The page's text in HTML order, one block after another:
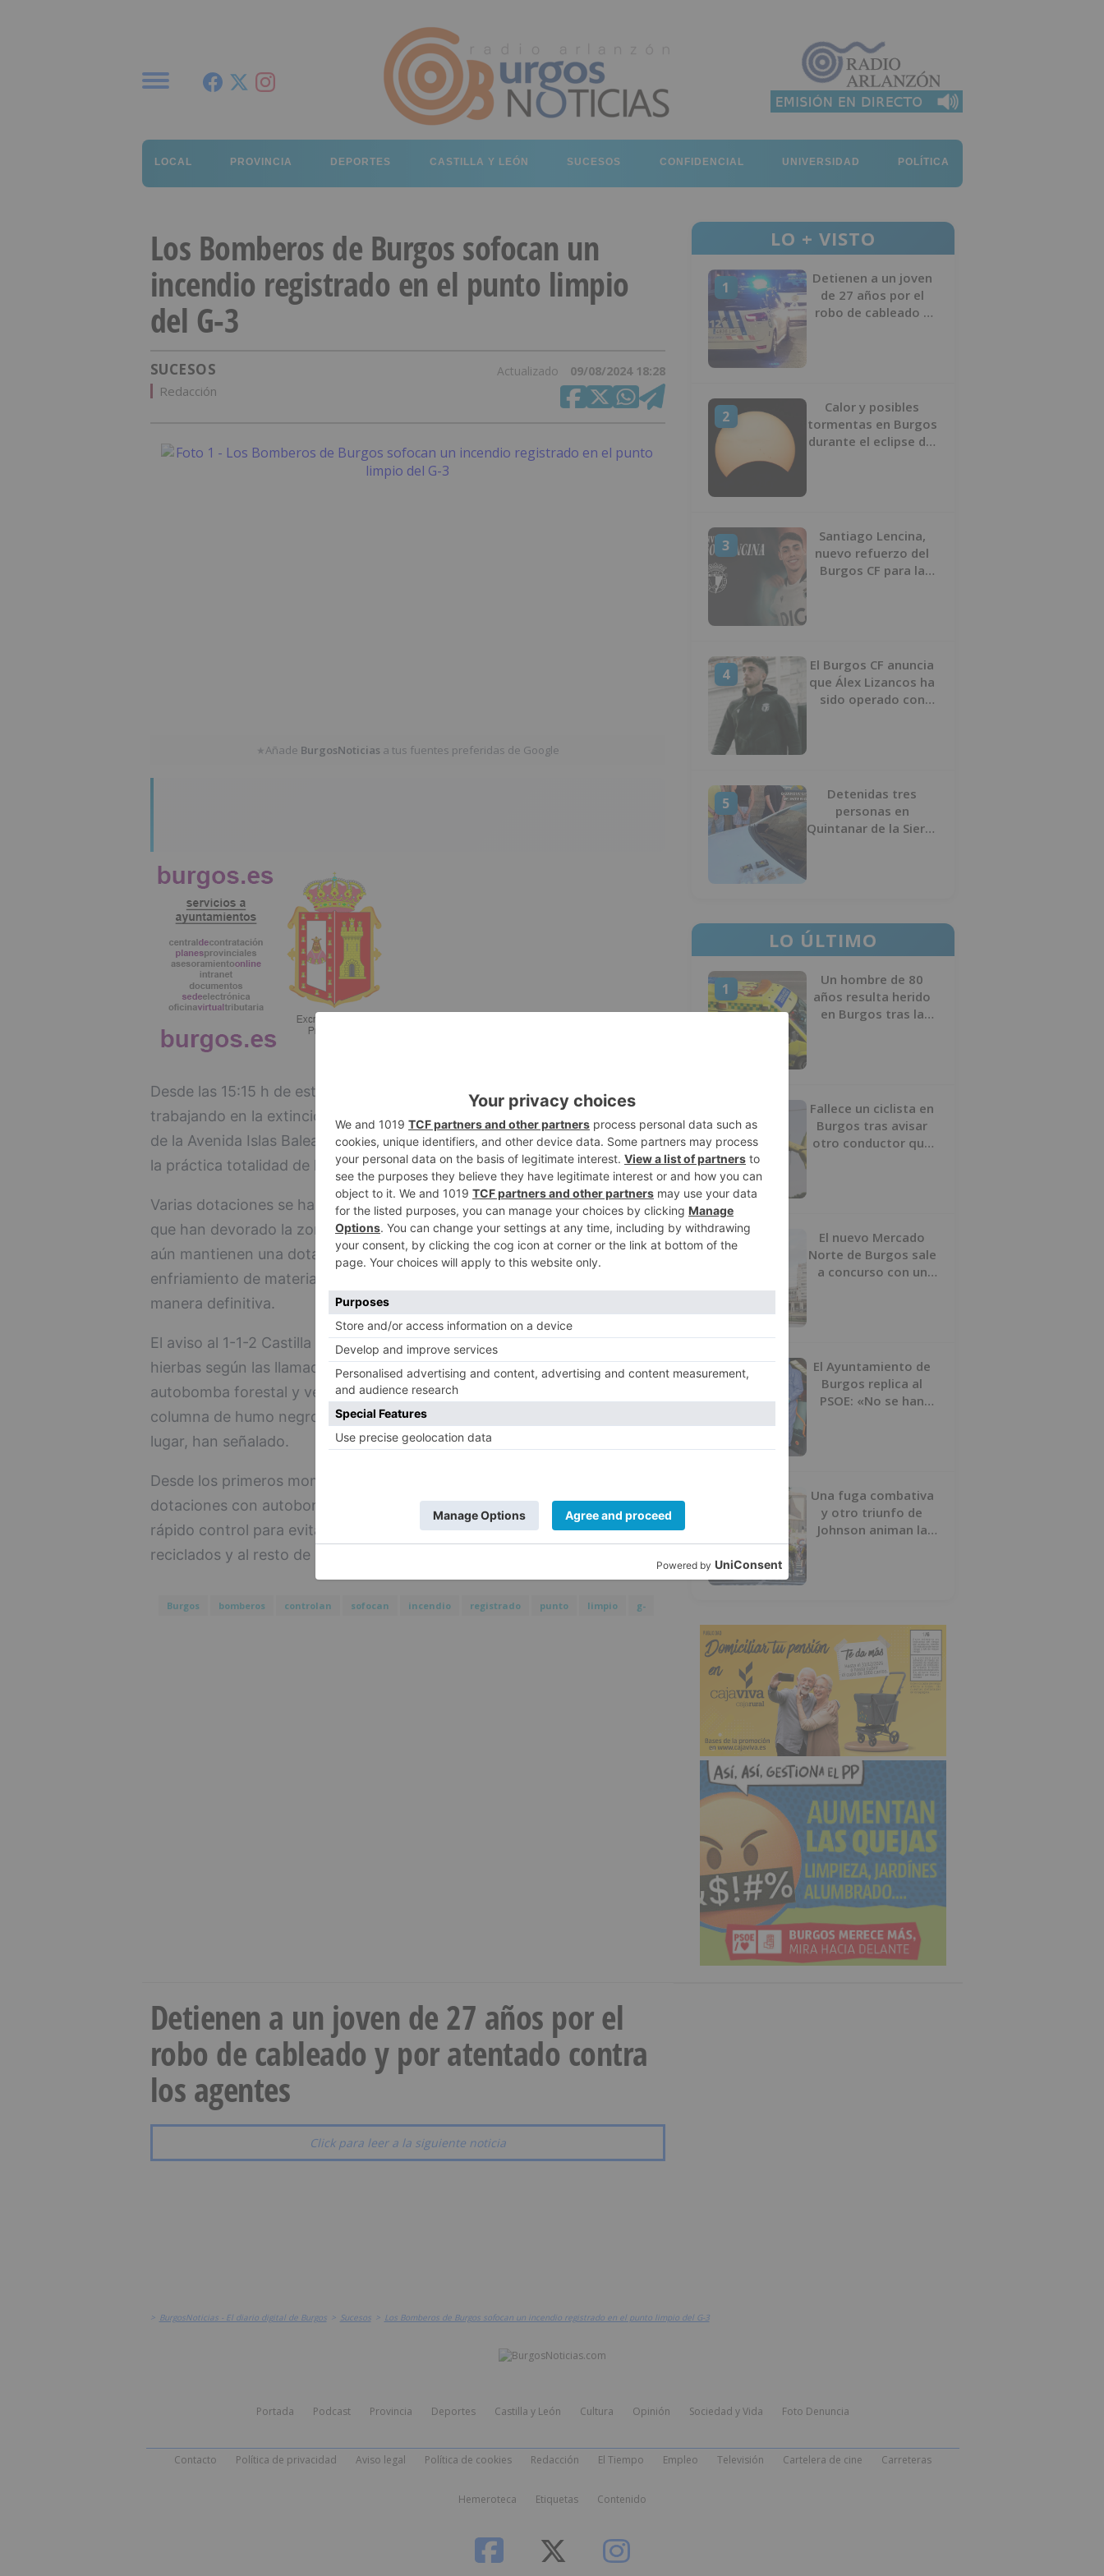
LOCAL PROVINCIA DEPORTES CASTILLA Y LEÓN SUCESOS CONFIDENCIAL UNIVERSIDAD POLÍTICA
Los Bomberos de Burgos sofocan un
incendio registrado en el punto limpio
del G-3
SUCESOS Actualizado 09/08/2024 18:28
Redacción
★Añade BurgosNoticias a tus fuentes preferidas de Google
Desde las 15:15 h de esta tarde, los bombros de Burgos se encuentran
trabajando en la extinción de un importante incendio en el Punto Limpio
de la Avenida Islas Baleares, cuya columna de humo ha sido visible desde
la práctica totalidad de la ciudad, según han informado en su cuenta de X.
Varias dotaciones se han desplazado hasta el lugar para apagar las llamas
que han devorado la zona donde se apilaban sofás. En estos momentos
aún mantienen una dotación para realizar labores de control y
enfriamiento de materiales para poder dar por extinguido el incendio de
manera definitiva.
El aviso al 1-1-2 Castilla y León entró a las 15:13 h como incendio de
hierbas según las llamadas de alertantes, por lo que se desplazó al lugar
autobomba forestal y vehículo auxiliar, aunque al momento, al ver la
columna de humo negro, el mando en camino pidió más dotaciones al
lugar, han señalado.
Desde los primeros momentos los bomberos han trabajado con tres
dotaciones con autobomba forestal, urbana y nodriza, realizando un
rápido control para evitar la propagación al sector de pinturas y aceites
reciclados y al resto de contenedores de residuos.
Burgos bomberos controlan sofocan incendio registrado punto limpio g-
LO + VISTO
1
Detienen a un joven
de 27 años por el
robo de cableado y
2
Calor y posibles
tormentas en Burgos
durante el eclipse del
3
Santiago Lencina,
nuevo refuerzo del
Burgos CF para la
4
El Burgos CF anuncia
que Álex Lizancos ha
sido operado con
5
Detenidas tres
personas en
Quintanar de la Sierra
LO ÚLTIMO
1
Un hombre de 80
años resulta herido
en Burgos tras la
2
Fallece un ciclista en
Burgos tras avisar
otro conductor que
3
El nuevo Mercado
Norte de Burgos sale
a concurso con un
4
El Ayuntamiento de
Burgos replica al
PSOE: «No se han
Una fuga combativa
y otro triunfo de
Johnson animan la
Detienen a un joven de 27 años por el
robo de cableado y por atentado contra
los agentes
Click para leer a la siguiente noticia
> BurgosNoticias - El diario digital de Burgos > Sucesos > Los Bomberos de Burgos sofocan un incendio registrado en el punto limpio del G-3
Portada Podcast Provincia Deportes Castilla y León Cultura Opinión Sociedad y Vida Foto Denuncia
Contacto Política de privacidad Aviso legal Política de cookies Redacción El Tiempo Empleo Televisión Cartelera de cine Carreteras
Hemeroteca Etiquetas Contenido